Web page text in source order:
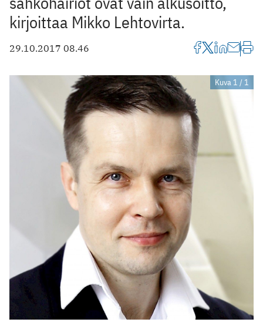
kirjoittaa Mikko Lehtovirta.
29.10.2017 08.46
Kuva 1 / 1